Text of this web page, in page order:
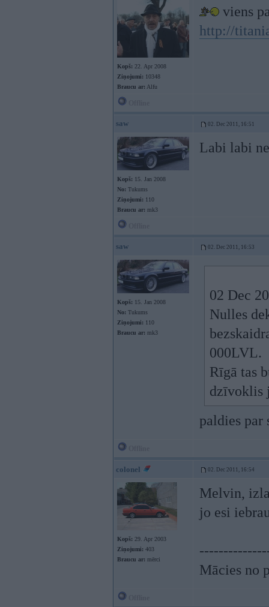
Kopš: 22. Apr 2008
Ziņojumi: 10348
Braucu ar: Alfu
viens
http://
saw 02. Dec 2011, 16:51
Kopš: 15. Jan 2008
No: Tukums
Ziņojumi: 110
Braucu ar: mk3
Labi labi
saw 02. Dec 2011, 16:53
Kopš: 15. Jan 2008
No: Tukums
Ziņojumi: 110
Braucu ar: mk3
02 Dec
Nulles
000LVL.
Rīgā tas
dzīvoklis
paldies
colonel 02. Dec 2011, 16:54
Kopš: 29. Apr 2003
Ziņojumi: 403
Braucu ar: mērci
Melvin,
jo esi
Mācies no